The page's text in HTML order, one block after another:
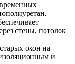
стены, потолок
окон на
и